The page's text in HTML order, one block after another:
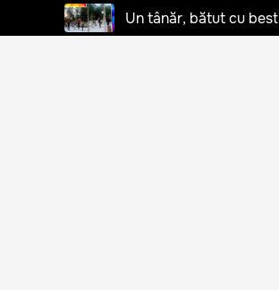
Un tânăr, bătut cu